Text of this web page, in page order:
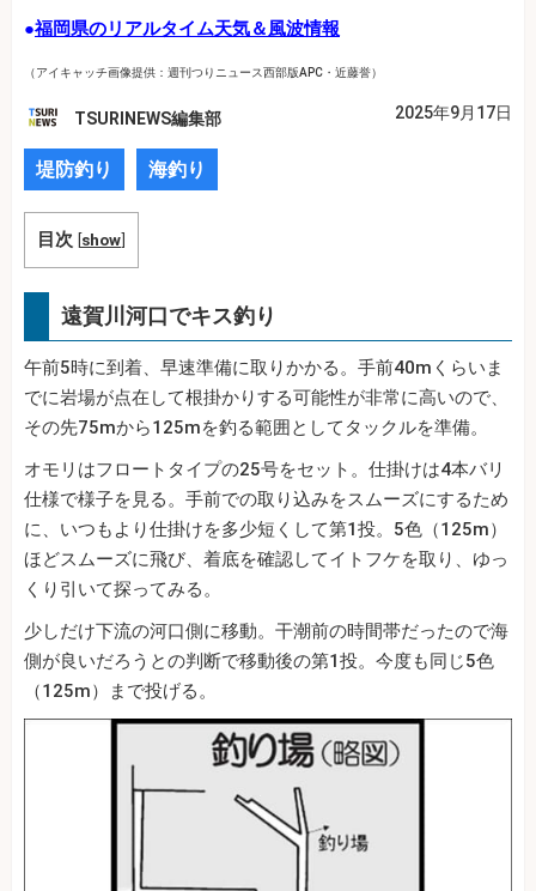
●福岡県のリアルタイム天気＆風波情報
（アイキャッチ画像提供：週刊つりニュース西部版APC・近藤誉）
TSURINEWS編集部 2025年9月17日
堤防釣り 海釣り
目次 [show]
遠賀川河口でキス釣り
午前5時に到着、早速準備に取りかかる。手前40mくらいま
でに岩場が点在して根掛かりする可能性が非常に高いので、
その先75mから125mを釣る範囲としてタックルを準備。
オモリはフロートタイプの25号をセット。仕掛けは4本バリ
仕様で様子を見る。手前での取り込みをスムーズにするため
に、いつもより仕掛けを多少短くして第1投。5色（125m）
ほどスムーズに飛び、着底を確認してイトフケを取り、ゆっ
くり引いて探ってみる。
少しだけ下流の河口側に移動。干潮前の時間帯だったので海
側が良いだろうとの判断で移動後の第1投。今度も同じ5色
（125m）まで投げる。